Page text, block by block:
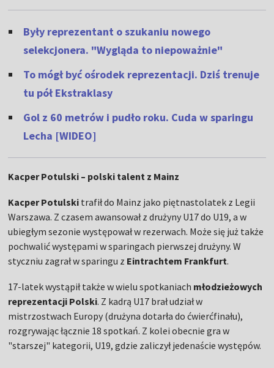
Były reprezentant o szukaniu nowego
selekcjonera. "Wygląda to niepoważnie"
To mógł być ośrodek reprezentacji. Dziś trenuje
tu pół Ekstraklasy
Gol z 60 metrów i pudło roku. Cuda w sparingu
Lecha [WIDEO]
Kacper Potulski – polski talent z Mainz
Kacper Potulski trafił do Mainz jako piętnastolatek z Legii
Warszawa. Z czasem awansował z drużyny U17 do U19, a w
ubiegłym sezonie występował w rezerwach. Może się już także
pochwalić występami w sparingach pierwszej drużyny. W
styczniu zagrał w sparingu z Eintrachtem Frankfurt.
17-latek wystąpił także w wielu spotkaniach młodzieżowych
reprezentacji Polski. Z kadrą U17 brał udział w
mistrzostwach Europy (drużyna dotarła do ćwierćfinału),
rozgrywając łącznie 18 spotkań. Z kolei obecnie gra w
"starszej" kategorii, U19, gdzie zaliczył jedenaście występów.